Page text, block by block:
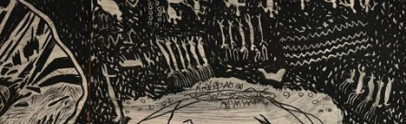
Ext. 2626
Posgrados
Ext. 4925
Educación
Continua
Ext. 4795